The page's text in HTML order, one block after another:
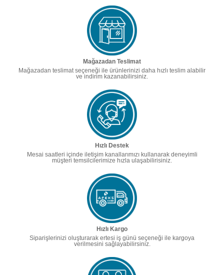
Mağazadan Teslimat
Mağazadan teslimat seçeneği ile ürünlerinizi daha hızlı teslim alabilir
ve indirim kazanabilirsiniz.
Hızlı Destek
Mesai saatleri içinde iletişim kanallarımızı kullanarak deneyimli
müşteri temsilcilerimize hızla ulaşabilirisiniz.
Hızlı Kargo
Siparişlerinizi oluşturarak ertesi iş günü seçeneği ile kargoya
verilmesini sağlayabilirsiniz.